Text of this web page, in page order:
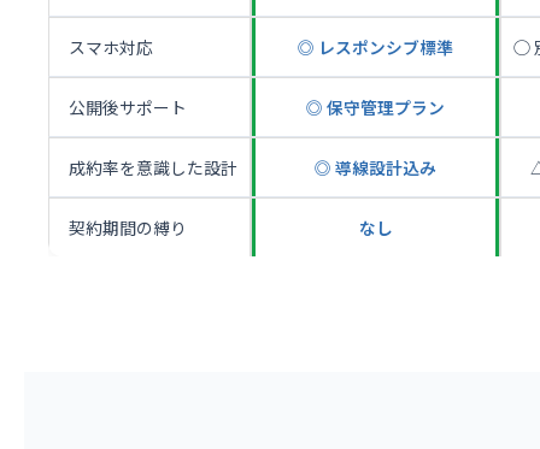
スマホ対応 ◎ レスポンシブ標準 ◯
公開後サポート ◎ 保守管理プラン
成約率を意識した設計 ◎ 導線設計込み
契約期間の縛り なし